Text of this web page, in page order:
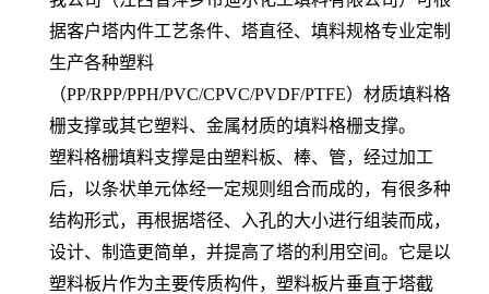
据客户塔内件工艺条件、塔直径、填料规格专业定制
生产各种塑料
（PP/RPP/PPH/PVC/CPVC/PVDF/PTFE）材质填料格
栅支撑或其它塑料、金属材质的填料格栅支撑。
塑料格栅填料支撑是由塑料板、棒、管，经过加工
后，以条状单元体经一定规则组合而成的，有很多种
结构形式，再根据塔径、入孔的大小进行组装而成，
设计、制造更简单，并提高了塔的利用空间。它是以
塑料板片作为主要传质构件，塑料板片垂直于塔截